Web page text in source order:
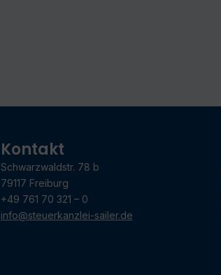
Kontakt
Schwarzwaldstr. 78 b
79117 Freiburg
+49 761 70 321 – 0
info@steuerkanzlei-sailer.de